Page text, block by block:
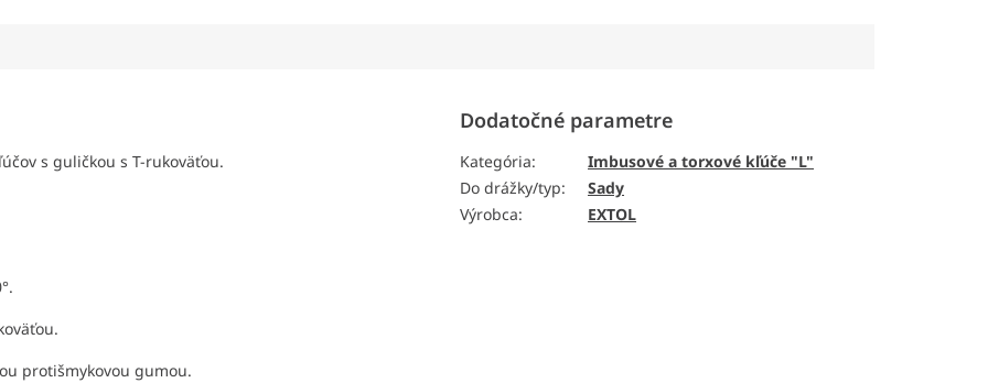
s guličkou s T-rukoväťou.
protišmykovou gumou.
Dodatočné parametre
Kategória:
Imbusové a torxové kľúče "L"
Do drážky/typ:
Sady
Výrobca: EXTOL